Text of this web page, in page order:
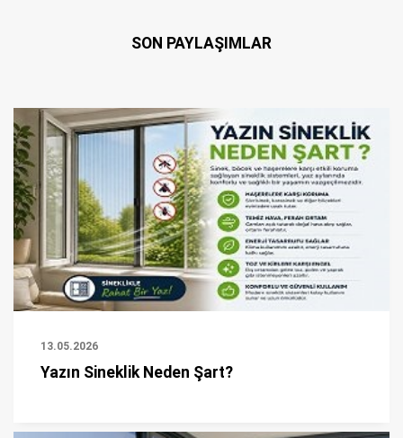
SON PAYLAŞIMLAR
13.05.2026
Yazın Sineklik Neden Şart?